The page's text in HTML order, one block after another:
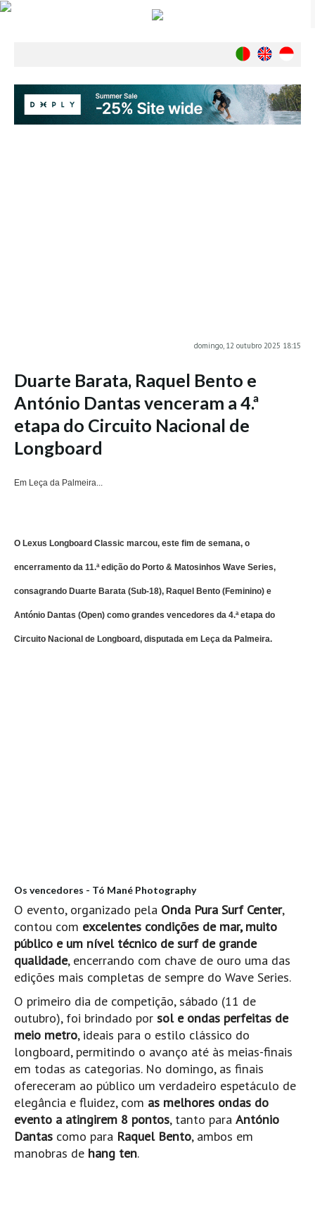
Ambiente
Vila Praia de Âncora HD
Viana do Castelo HD
Viana Pontão HD
Ofir
Aguçadoura HD
Praia de Árvore - Areal HD
Mindelo
Mindelo meia laranja HD
Pedras do Corgo - Melanina HD
Cortegaça (Vila do Surf) HD
Cortegaça Onda Pontão HD
Praia da Barra Norte HD
Mira
FIGUEIRA DA FOZ
Praia do Cabedelo HD
NAZARÉ
Nazaré panoramica praia norte
Nazaré HD
Nazaré Praias Sul
PENICHE
Peniche - Consolação Norte HD
Peniche Supertubos HD
domingo, 12 outubro 2025 18:15
Duarte Barata, Raquel Bento e
António Dantas venceram a 4.ª
etapa do Circuito Nacional de
Longboard
Em Leça da Palmeira...
O Lexus Longboard Classic marcou, este fim de semana, o
encerramento da 11.ª edição do Porto & Matosinhos Wave Series,
consagrando Duarte Barata (Sub-18), Raquel Bento (Feminino) e
António Dantas (Open) como grandes vencedores da 4.ª etapa do
Circuito Nacional de Longboard, disputada em Leça da Palmeira.
Os vencedores - Tó Mané Photography
O evento, organizado pela Onda Pura Surf Center,
contou com excelentes condições de mar, muito
público e um nível técnico de surf de grande
qualidade, encerrando com chave de ouro uma das
edições mais completas de sempre do Wave Series.
O primeiro dia de competição, sábado (11 de
outubro), foi brindado por sol e ondas perfeitas de
meio metro, ideais para o estilo clássico do
longboard, permitindo o avanço até às meias-finais
em todas as categorias. No domingo, as finais
ofereceram ao público um verdadeiro espetáculo de
elegância e fluidez, com as melhores ondas do
evento a atingirem 8 pontos, tanto para António
Dantas como para Raquel Bento, ambos em
manobras de hang ten.